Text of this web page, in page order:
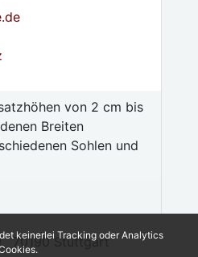
von 2 cm bis
Breiten
Sohlen und
70190 Stuttgart
keinerlei Tracking oder Analytics